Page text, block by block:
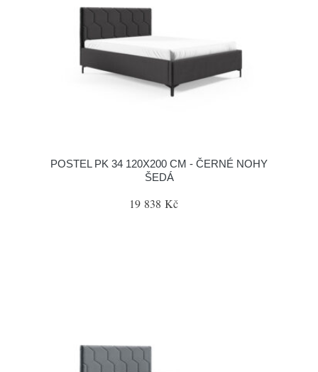
POSTEL PK 34 120X200 CM - ČERNÉ NOHY
ŠEDÁ
19 838 Kč